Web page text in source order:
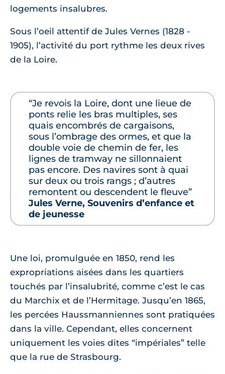
logements insalubres.
Sous l’oeil attentif de Jules Vernes (1828 -
1905), l’activité du port rythme les deux rives
de la Loire.
“Je revois la Loire, dont une lieue de
ponts relie les bras multiples, ses
quais encombrés de cargaisons,
sous l’ombrage des ormes, et que la
double voie de chemin de fer, les
lignes de tramway ne sillonnaient
pas encore. Des navires sont à quai
sur deux ou trois rangs ; d’autres
remontent ou descendent le fleuve”
Jules Verne, Souvenirs d’enfance et
de jeunesse
Une loi, promulguée en 1850, rend les
expropriations aisées dans les quartiers
touchés par l’insalubrité, comme c’est le cas
du Marchix et de l’Hermitage. Jusqu’en 1865,
les percées Haussmanniennes sont pratiquées
dans la ville. Cependant, elles concernent
uniquement les voies dites “impériales” telle
que la rue de Strasbourg.